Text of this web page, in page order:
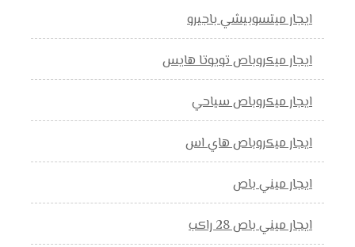
ايجار ميتسوبيشي باجيرو
ايجار ميكروباص تويوتا هايس
ايجار ميكروباص سياحي
ايجار ميكروباص هاي اس
ايجار ميني باص
ايجار ميني باص 28 راكب